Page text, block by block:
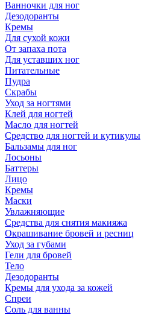
Ванночки для ног
Дезодоранты
Кремы
Для сухой кожи
От запаха пота
Для уставших ног
Питательные
Пудра
Скрабы
Уход за ногтями
Клей для ногтей
Масло для ногтей
Средство для ногтей и кутикулы
Бальзамы для ног
Лосьоны
Баттеры
Лицо
Кремы
Маски
Увлажняющие
Средства для снятия макияжа
Окрашивание бровей и ресниц
Уход за губами
Гели для бровей
Тело
Дезодоранты
Кремы для ухода за кожей
Спреи
Соль для ванны